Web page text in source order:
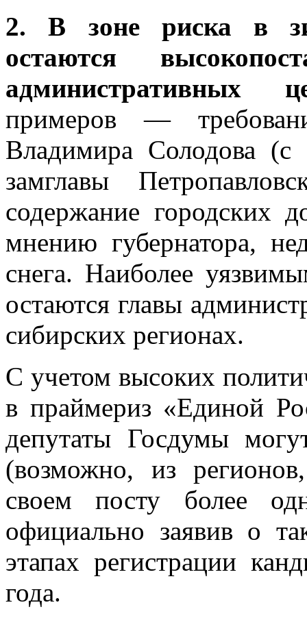
2. В зоне риска в
остаются
административных
примеров —
Владимира Солодова (с
замглавы
содержание городских
мнению губернатора,
снега. Наиболее
остаются главы
сибирских регионах.
С учетом высоких
в праймериз «Единой
депутаты Госдумы
(возможно, из
своем посту более
официально заявив о
этапах регистрации
года.